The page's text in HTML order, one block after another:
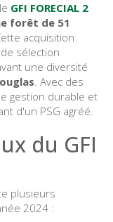
GFI FORECIAL 2
forêt de 51
acquisition
sélection
une diversité
. Avec des
gestion durable et
d'un PSG agréé.
du GFI
plusieurs
2024 :